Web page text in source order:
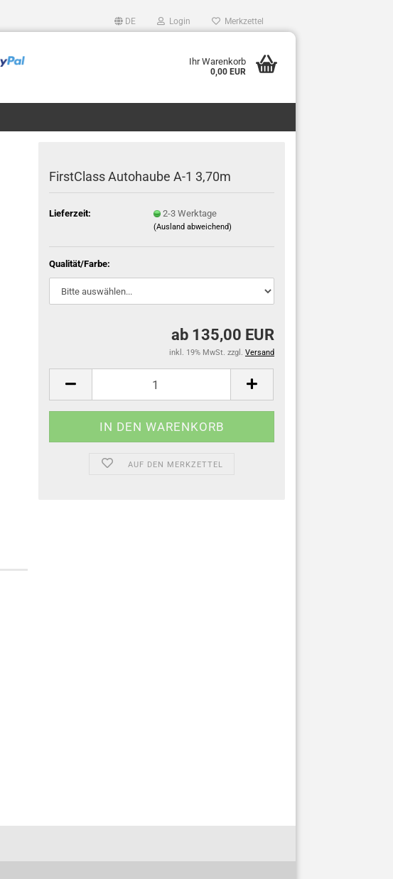
DE Login Merkzettel
Ihr Warenkorb
0,00 EUR
FirstClass Autohaube A-1 3,70m
Lieferzeit: 2-3 Werktage
(Ausland abweichend)
Qualität/Farbe:
ab 135,00 EUR
inkl. 19% MwSt. zzgl. Versand
AUF DEN MERKZETTEL